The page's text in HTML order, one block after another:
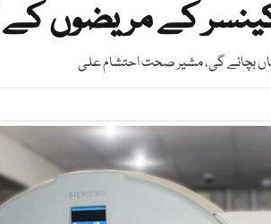
کینسر کے مریضوں
بچائے گی، مشیر صحت احتشام علی